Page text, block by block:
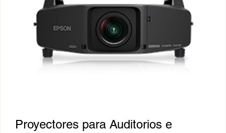
Proyectores para Auditorios e